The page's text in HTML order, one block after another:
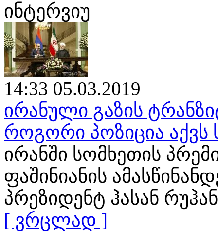
ინტერვიუ
14:33 05.03.2019
ირანული გაზის
როგორი პოზიცია
ირანში სომხეთის
ფაშინიანის
პრეზიდენტ ჰასან
[ ვრცლად ]